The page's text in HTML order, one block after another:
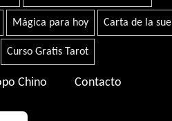
Mágica para hoy Carta de la
Curso Gratis Tarot
Chino Contacto